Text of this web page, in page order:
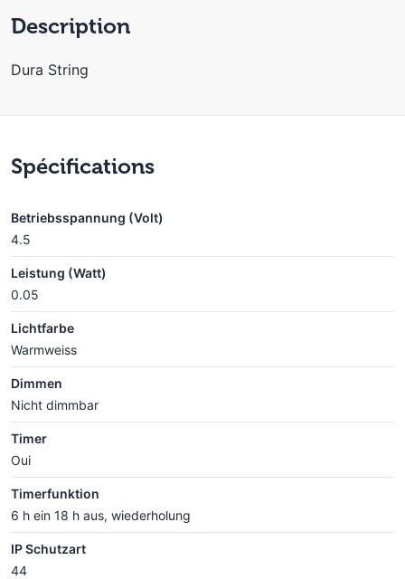
Description
Dura String
Spécifications
Betriebsspannung (Volt)
4.5
Leistung (Watt)
0.05
Lichtfarbe
Warmweiss
Dimmen
Nicht dimmbar
Timer
Oui
Timerfunktion
6 h ein 18 h aus, wiederholung
IP Schutzart
44